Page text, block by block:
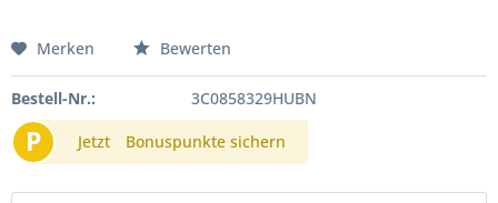
Merken Bewerten
Bestell-Nr.: 3C0858329HUBN
P Jetzt Bonuspunkte sichern